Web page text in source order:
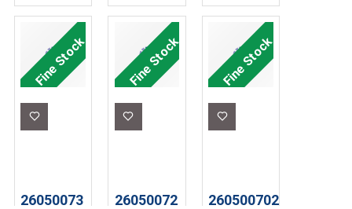
COMFORT
INCASSO
Ø160MM
16W
4000K
2090LM
IP20
P-
QUADRO
60X60 CM
BACKLIGHT
40W IP43
NICKEL
SATINATO
LIGHT
Fine Stock
26050073
Fine Stock
26050072
Fine Stock
26050070220